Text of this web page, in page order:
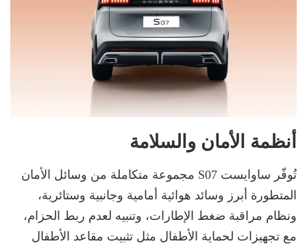
أنظمة الأمان والسلامة
تُوفّر ساوايست S07 مجموعة متكاملة من وسائل الأمان
المتطورة أبرز وسائد هوائية أمامية وجانبية وستائرية،
ونظام مراقبة ضغط الإطارات، وتنبيه لعدم ربط الحزام،
مع تجهيزات لحماية الأطفال مثل تثبيت مقاعد الأطفال